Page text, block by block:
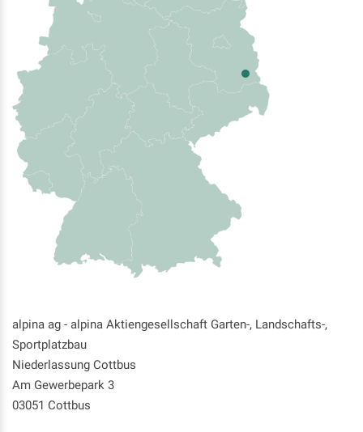
alpina ag - alpina Aktiengesellschaft Garten-, Landschafts-,
Sportplatzbau
Niederlassung Cottbus
Am Gewerbepark 3
03051 Cottbus